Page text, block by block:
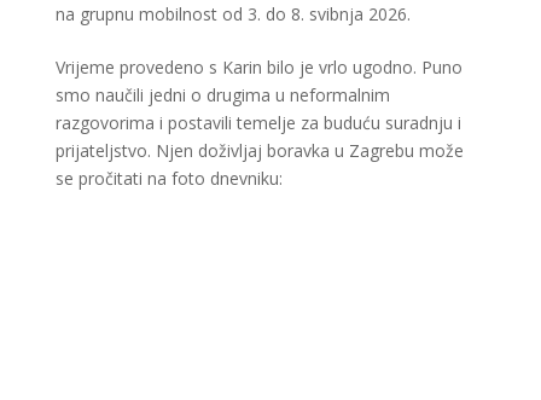
na grupnu mobilnost od 3. do 8. svibnja 2026.
Vrijeme provedeno s Karin bilo je vrlo ugodno. Puno
smo naučili jedni o drugima u neformalnim
razgovorima i postavili temelje za buduću suradnju i
prijateljstvo. Njen doživljaj boravka u Zagrebu može
se pročitati na foto dnevniku: